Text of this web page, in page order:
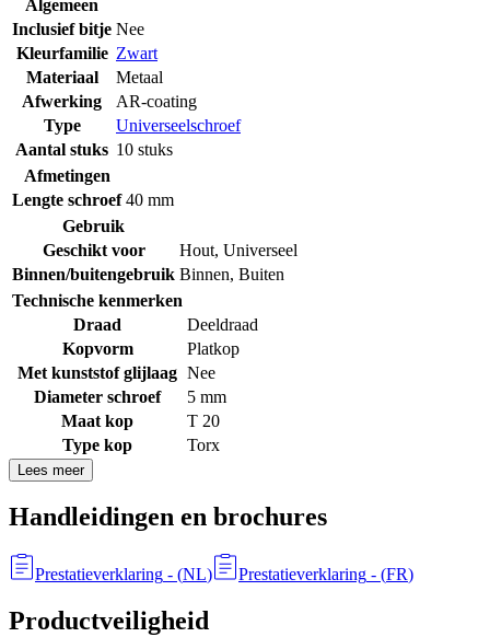
Algemeen
Inclusief bitje Nee
Kleurfamilie Zwart
Materiaal
Metaal
Afwerking
AR-coating
Type
Universeelschroef
Aantal stuks 10 stuks
Afmetingen
Lengte schroef 40 mm
Gebruik
Geschikt voor
Hout, Universeel
Binnen/buitengebruik Binnen, Buiten
Technische kenmerken
Draad
Deeldraad
Kopvorm
Platkop
Met kunststof glijlaag Nee
Diameter schroef
5 mm
Maat kop
T 20
Type kop
Torx
Lees meer
Handleidingen en brochures
Prestatieverklaring - (NL) Prestatieverklaring - (FR)
Productveiligheid